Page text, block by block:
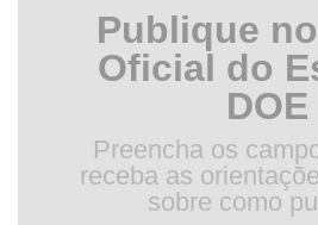
Publique
Oficial do
DOE
Preencha os
receba as
sobre como